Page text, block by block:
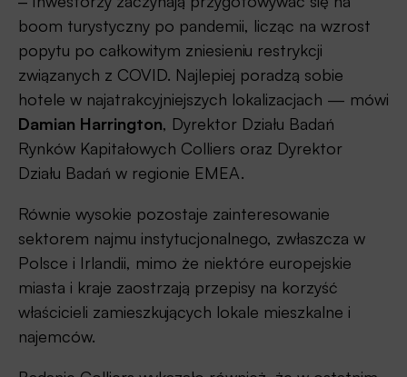
boom turystyczny po pandemii, licząc na wzrost
popytu po całkowitym zniesieniu restrykcji
związanych z COVID. Najlepiej poradzą sobie
hotele w najatrakcyjniejszych lokalizacjach — mówi
Damian Harrington, Dyrektor Działu Badań
Rynków Kapitałowych Colliers oraz Dyrektor
Działu Badań w regionie EMEA.
Równie wysokie pozostaje zainteresowanie
sektorem najmu instytucjonalnego, zwłaszcza w
Polsce i Irlandii, mimo że niektóre europejskie
miasta i kraje zaostrzają przepisy na korzyść
właścicieli zamieszkujących lokale mieszkalne i
najemców.